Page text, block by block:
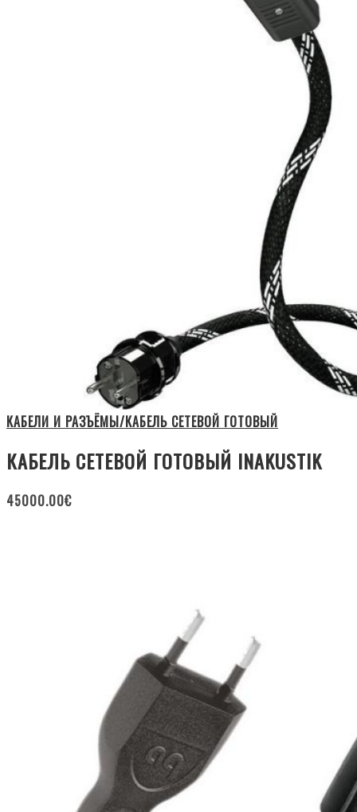
КАБЕЛИ И РАЗЪЁМЫ/КАБЕЛЬ СЕТЕВОЙ ГОТОВЫЙ
КАБЕЛЬ СЕТЕВОЙ ГОТОВЫЙ INAKUSTIK
45000.00€